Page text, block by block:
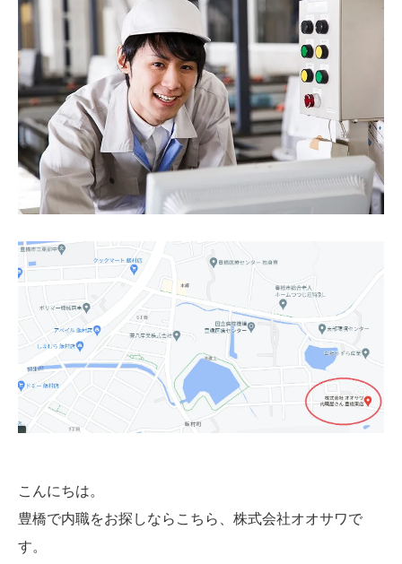
こんにちは。
豊橋で内職をお探しならこちら、株式会社オオサワで
す。